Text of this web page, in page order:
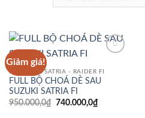
Giảm giá!
wishlist
PHỤ TÙNG SATRIA - RAIDER FI
FULL BỘ CHOÁ DÈ SAU
SUZUKI SATRIA FI
950.000,0₫ Giá
740.000,0₫Giá
hiện